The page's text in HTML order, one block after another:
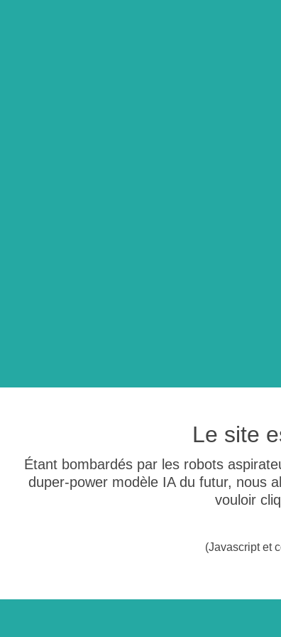
Le site
Étant bombardés par les robots
duper-power modèle IA du futur, nous
vouloir
(Javascript et